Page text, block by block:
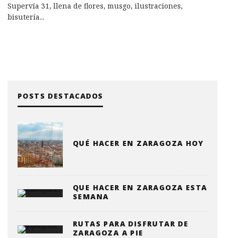
Supervía 31, llena de flores, musgo, ilustraciones,
bisutería...
POSTS DESTACADOS
QUÉ HACER EN ZARAGOZA HOY
QUE HACER EN ZARAGOZA ESTA
SEMANA
RUTAS PARA DISFRUTAR DE
ZARAGOZA A PIE